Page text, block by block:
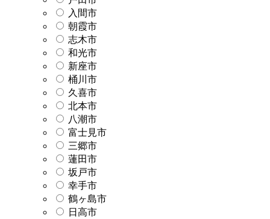
入間市
朝霞市
志木市
和光市
新座市
桶川市
久喜市
北本市
八潮市
富士見市
三郷市
蓮田市
坂戸市
幸手市
鶴ヶ島市
日高市